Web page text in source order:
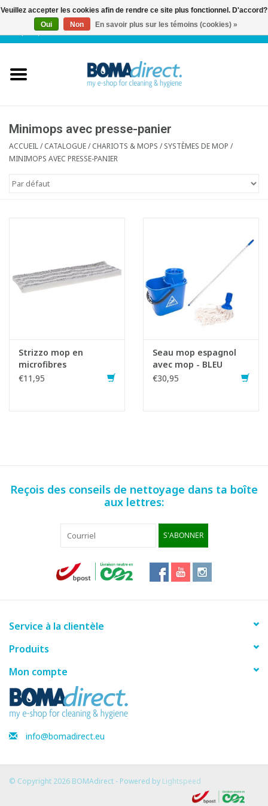
FR| 0 Articles
Service client
Blog
Minimops avec presse-panier
ACCUEIL/CATALOGUE/CHARIOTS & MOPS /SYSTÈMES DE MOP /
MINIMOPS AVEC PRESSE-PANIER
Strizzo mop en
microfibres
€11,95
Seau mop espagnol
avec mop - BLEU
€30,95
Reçois des conseils de nettoyage dans ta boîte
aux lettres:
S'ABONNER
Service à la clientèle
Produits
Mon compte
info@bomadirect.eu
© Copyright 2026 BOMAdirect - Powered by Lightspeed
Veuillez accepter les cookies afin de rendre ce site plus fonctionnel. D'accord?
Oui
Non En savoir plus sur les témoins (cookies) »